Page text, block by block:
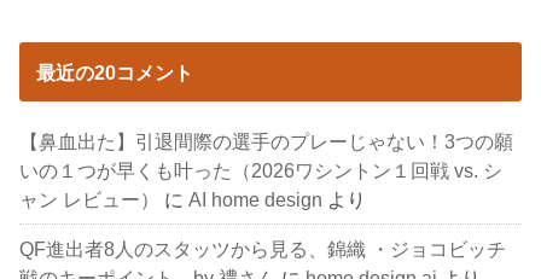
最近の20コメント
【鼻血出た】引退間際の選手のプレーじゃない！3つの願
いの１つが早くも叶った（2026ワシントン１回戦 vs. シ
ャン レビュー）
にAI home design より
QF進出者8人のスタッツから見る、錦織 ・ジョコビッチ